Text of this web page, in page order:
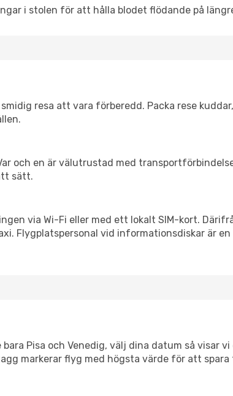
i stolen för att hålla blodet flödande på
resa att vara förberedd. Packa rese
och en är välutrustad med
sätt.
via Wi-Fi eller med ett lokalt SIM-kort.
Flygplatspersonal vid informationsdiskar är
Pisa och Venedig, välj dina datum så visar
markerar flyg med högsta värde för att spara